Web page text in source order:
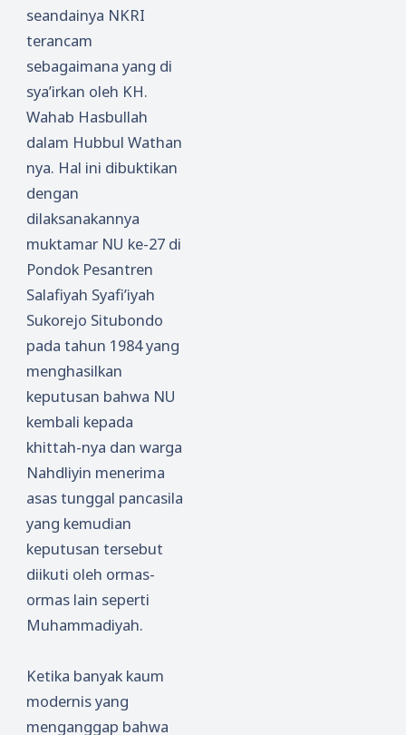
seandainya NKRI
terancam
sebagaimana yang di
sya’irkan oleh KH.
Wahab Hasbullah
dalam Hubbul Wathan
nya. Hal ini dibuktikan
dengan
dilaksanakannya
muktamar NU ke-27 di
Pondok Pesantren
Salafiyah Syafi’iyah
Sukorejo Situbondo
pada tahun 1984 yang
menghasilkan
keputusan bahwa NU
kembali kepada
khittah-nya dan warga
Nahdliyin menerima
asas tunggal pancasila
yang kemudian
keputusan tersebut
diikuti oleh ormas-
ormas lain seperti
Muhammadiyah.
Ketika banyak kaum
modernis yang
menganggap bahwa